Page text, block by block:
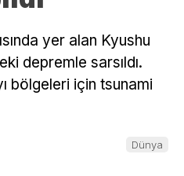
yer alan Kyushu
depremle sarsıldı.
bölgeleri için tsunami
Dünya